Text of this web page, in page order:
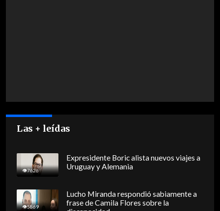
Las + leídas
7626
Expresidente Boric alista nuevos viajes a
Uruguay y Alemania
5869
Lucho Miranda respondió sabiamente a
frase de Camila Flores sobre la